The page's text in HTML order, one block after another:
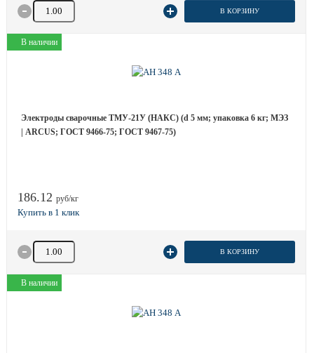
Количество товара В КОРЗИНУ
В наличии
Электроды сварочные ТМУ-21У (НАКС) (d 5 мм; упаковка 6 кг; МЭЗ
| ARCUS; ГОСТ 9466-75; ГОСТ 9467-75)
186.12 руб/кг
Количество товара В КОРЗИНУ
В наличии